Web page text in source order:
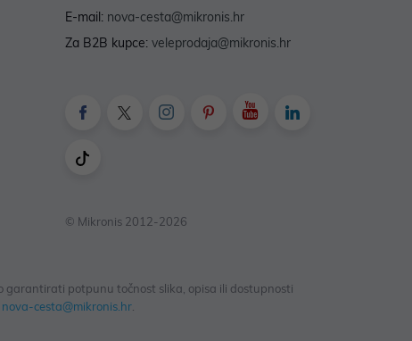
E-mail: nova-cesta@mikronis.hr
Za B2B kupce: veleprodaja@mikronis.hr
© Mikronis 2012-2026
garantirati potpunu točnost slika, opisa ili dostupnosti
nova-cesta@mikronis.hr.